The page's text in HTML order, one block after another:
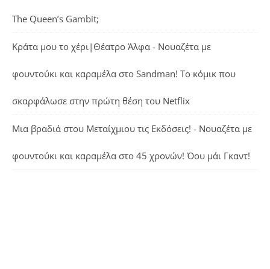
The Queen’s Gambit;
Κράτα μου το χέρι|Θέατρο Άλφα - Νουαζέτα με
φουντούκι και καραμέλα στο Sandman! Το κόμικ που
σκαρφάλωσε στην πρώτη θέση του Netflix
Μια βραδιά στου Μεταίχμιου τις Εκδόσεις! - Νουαζέτα με
φουντούκι και καραμέλα στο 45 χρονών! Όου μάι Γκαντ!